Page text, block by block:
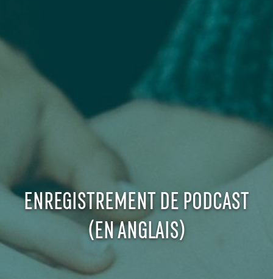
ENREGISTREMENT DE PODCAST
(EN ANGLAIS)